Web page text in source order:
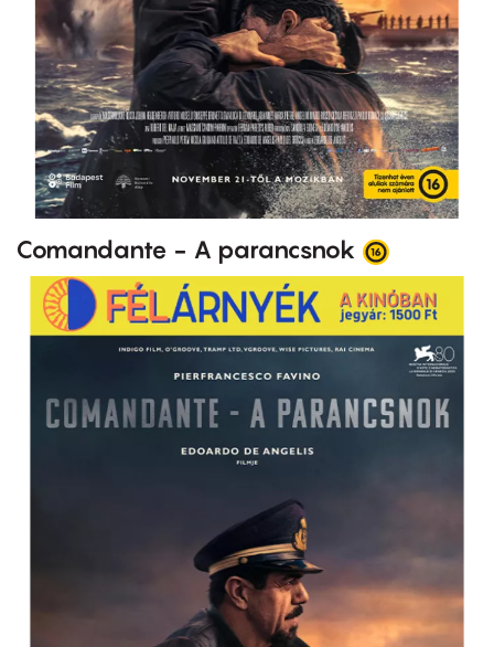
Comandante - A parancsnok